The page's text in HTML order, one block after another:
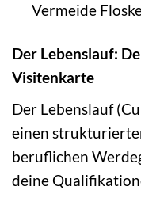
Vermeide
Der Lebenslauf:
Visitenkarte
Der Lebenslauf
einen
beruflichen
deine